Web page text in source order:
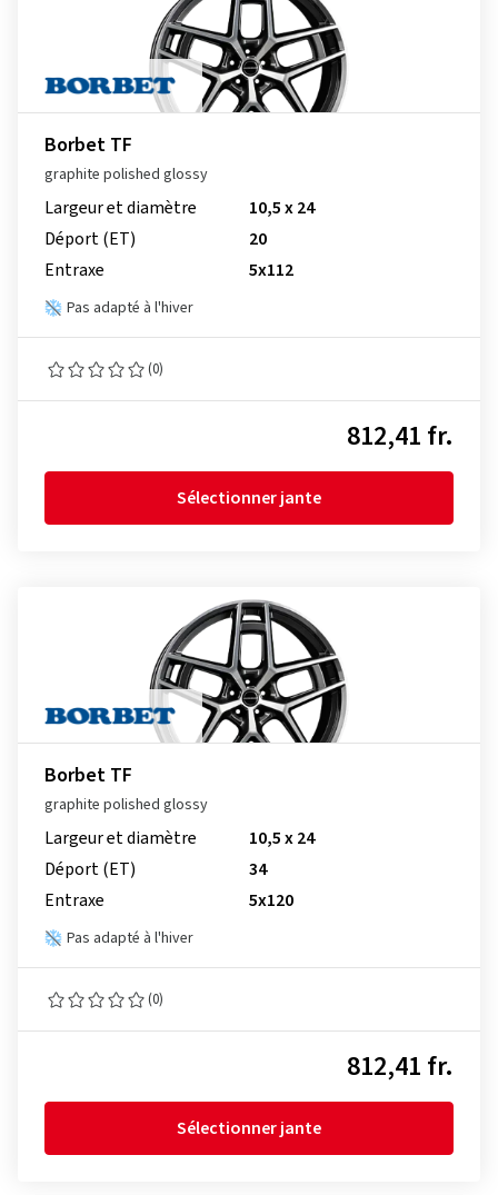
Borbet TF
graphite polished glossy
Largeur et diamètre
10,5 x 24
Déport (ET)
20
Entraxe
5x112
Pas adapté à l'hiver
(0)
812,41 fr.
Sélectionner jante
Borbet TF
graphite polished glossy
Largeur et diamètre
10,5 x 24
Déport (ET)
34
Entraxe
5x120
Pas adapté à l'hiver
(0)
812,41 fr.
Sélectionner jante